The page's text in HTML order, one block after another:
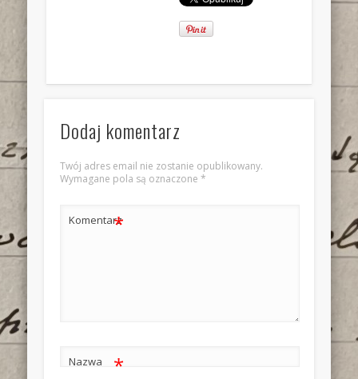
Dodaj komentarz
Twój adres email nie zostanie opublikowany.
Wymagane pola są oznaczone *
Komentarz
*
Nazwa *